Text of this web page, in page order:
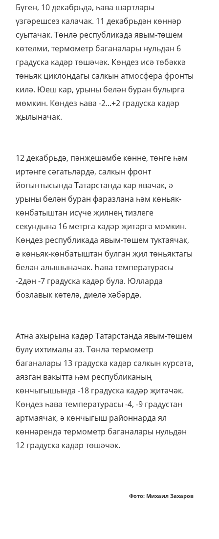
Бүген, 10 декабрьдә, һава шартлары
үзгәрешсез калачак. 11 декабрьдән көннәр
суытачак. Төнлә республикада явым-төшем
көтелми, термометр баганалары нульдән 6
градуска кадәр төшәчәк. Көндез исә төбәккә
төньяк циклондагы салкын атмосфера фронты
килә. Юеш кар, урыны белән буран булырга
мөмкин. Көндез һава -2...+2 градуска кадәр
җылыначак.
12 декабрьдә, пәнҗешәмбе көнне, төнге һәм
иртәнге сәгатьләрдә, салкын фронт
йогынтысында Татарстанда кар явачак, ә
урыны белән буран фаразлана һәм көньяк-
көнбатыштан исүче җилнең тизлеге
секундына 16 метрга кадәр җитәргә мөмкин.
Көндез республикада явым-төшем туктаячак,
ә көньяк-көнбатыштан булган җил төньяктагы
белән алышыначак. Һава температурасы
-2дән -7 градуска кадәр була. Юлларда
бозлавык көтелә, диелә хәбәрдә.
Атна ахырына кадәр Татарстанда явым-төшем
булу ихтималы аз. Төнлә термометр
баганалары 13 градуска кадәр салкын күрсәтә,
аязган вакытта һәм республиканың
көнчыгышында -18 градуска кадәр җитәчәк.
Көндез һава температурасы -4, -9 градустан
артмаячак, ә көнчыгыш районнарда ял
көннәрендә термометр баганалары нульдән
12 градуска кадәр төшәчәк.
Фото: Михаил Захаров